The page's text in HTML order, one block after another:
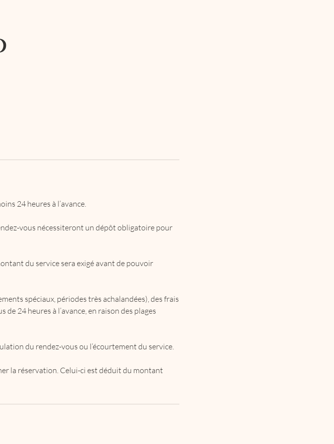
24 heures à l’avance.
vous nécessiteront un dépôt obligatoire pour
du service sera exigé avant de pouvoir
spéciaux, périodes très achalandées), des frais
24 heures à l’avance, en raison des plages
du rendez-vous ou l’écourtement du service.
la réservation. Celui-ci est déduit du montant